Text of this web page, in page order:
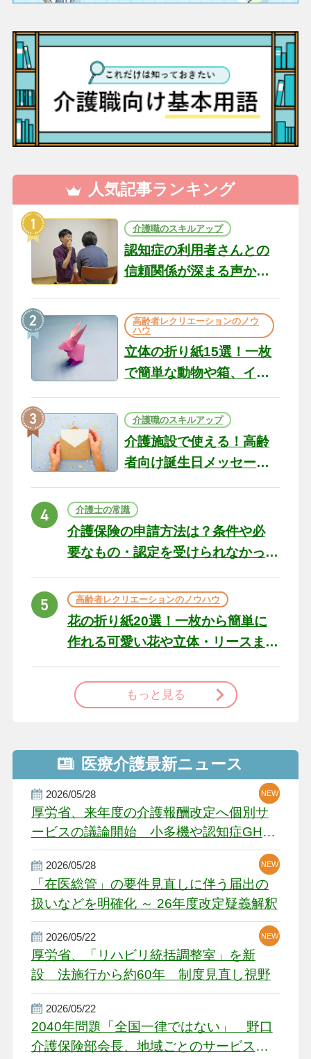
人気記事ランキング
介護職のスキルアップ
認知症の利用者さんとの
信頼関係が深まる声かけ
の現場から（22）
高齢者レクリエーションのノウ
ハウ
立体の折り紙15選！一枚
で簡単な動物や箱、イン
介護職のスキルアップ
介護施設で使える！高齢
者向け誕生日メッセージ
ト
介護士の常識
介護保険の申請方法は？条件や必
要なもの・認定を受けられなかっ
高齢者レクリエーションのノウハウ
花の折り紙20選！一枚から簡単に
作れる可愛い花や立体・リースま
もっと見る
医療介護最新ニュース
2026/05/28
厚労省、来年度の介護報酬改定へ個別サ
ービスの議論開始 小多機や認知症GH、
厳しい経営環境に危機感
NEW
NEW
NEW
2026/05/28
「在医総管」の要件見直しに伴う届出の
扱いなどを明確化 ～ 26年度改定疑義解釈
NEW
NEW
2026/05/22
厚労省、「リハビリ統括調整室」を新
設 法施行から約60年 制度見直し視野
NEW
2026/05/22
2040年問題「全国一律ではない」 野口
介護保険部会長、地域ごとのサービス基